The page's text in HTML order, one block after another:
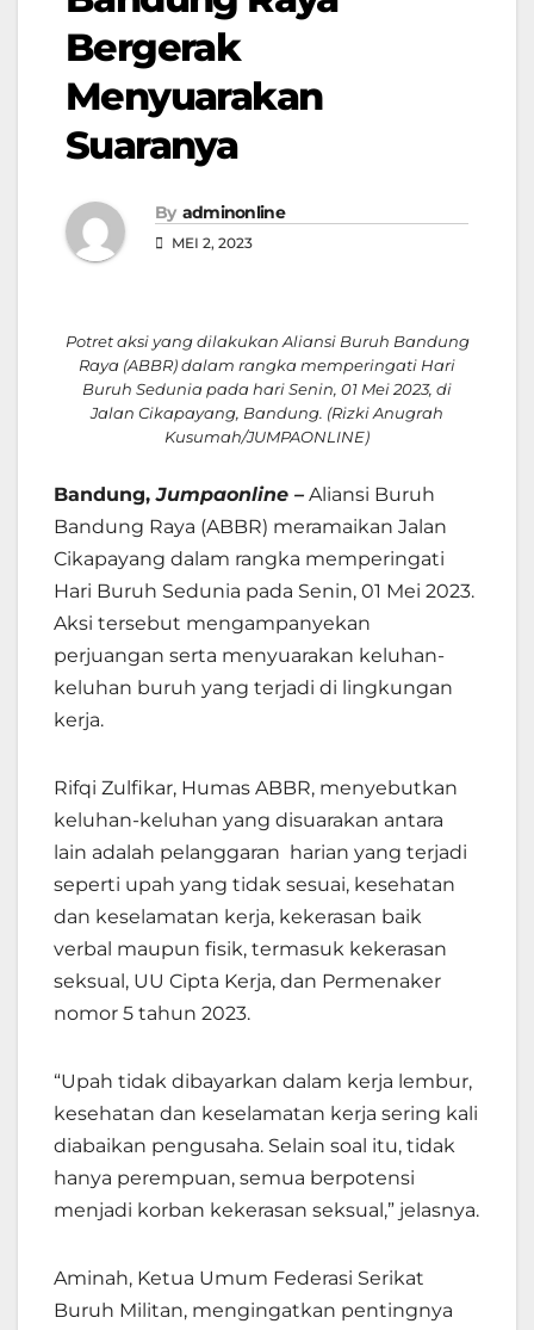
Bergerak
Menyuarakan
Suaranya
By adminonline
MEI 2, 2023
Potret aksi yang dilakukan Aliansi Buruh Bandung
Raya (ABBR) dalam rangka memperingati Hari
Buruh Sedunia pada hari Senin, 01 Mei 2023, di
Jalan Cikapayang, Bandung. (Rizki Anugrah
Kusumah/JUMPAONLINE)
Bandung,Jumpaonline – Aliansi Buruh
Bandung Raya (ABBR) meramaikan Jalan
Cikapayang dalam rangka memperingati
Hari Buruh Sedunia pada Senin, 01 Mei 2023.
Aksi tersebut mengampanyekan
perjuangan serta menyuarakan keluhan-
keluhan buruh yang terjadi di lingkungan
kerja.
Rifqi Zulfikar, Humas ABBR, menyebutkan
keluhan-keluhan yang disuarakan antara
lain adalah pelanggaran harian yang terjadi
seperti upah yang tidak sesuai, kesehatan
dan keselamatan kerja, kekerasan baik
verbal maupun fisik, termasuk kekerasan
seksual, UU Cipta Kerja, dan Permenaker
nomor 5 tahun 2023.
“Upah tidak dibayarkan dalam kerja lembur,
kesehatan dan keselamatan kerja sering kali
diabaikan pengusaha. Selain soal itu, tidak
hanya perempuan, semua berpotensi
menjadi korban kekerasan seksual,” jelasnya.
Aminah, Ketua Umum Federasi Serikat
Buruh Militan, mengingatkan pentingnya